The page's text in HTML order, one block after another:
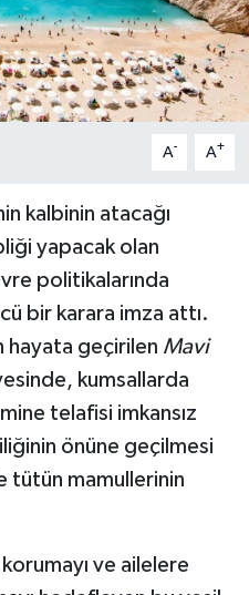
A- A+
kalbinin atacağı
yapacak olan
politikalarında
bir karara imza attı.
hayata geçirilen Mavi
kumsallarda
telafisi imkansız
önüne geçilmesi
tütün mamullerinin
ve ailelere